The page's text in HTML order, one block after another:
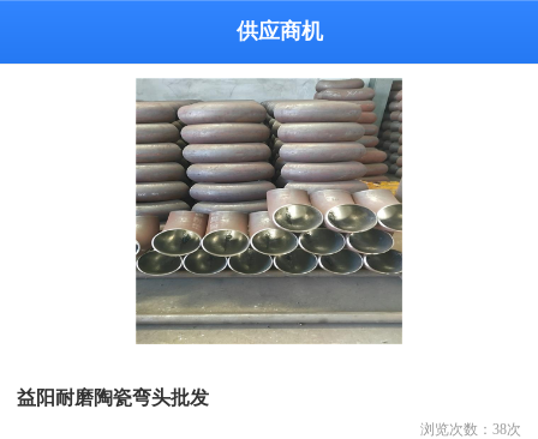
供应商机
益阳耐磨陶瓷弯头批发
浏览次数： 38次